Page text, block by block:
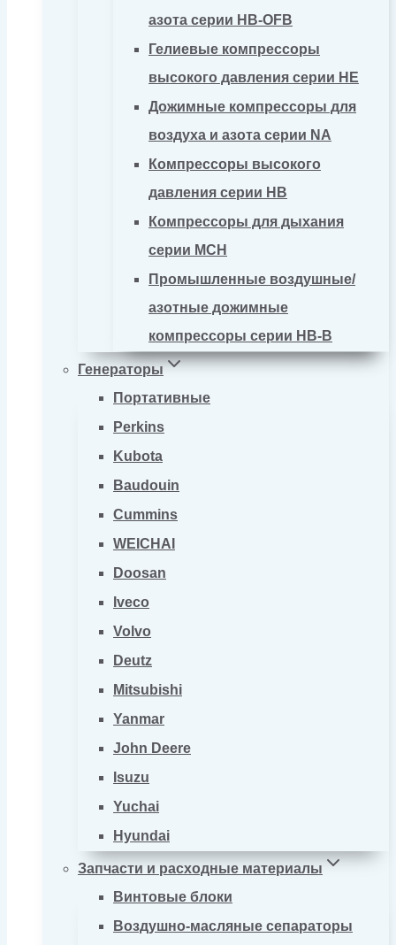
азота серии HB-OFB
Гелиевые компрессоры
высокого давления серии HE
Дожимные компрессоры для
воздуха и азота серии NA
Компрессоры высокого
давления серии HB
Компрессоры для дыхания
серии MCH
Промышленные воздушные/
азотные дожимные
компрессоры серии HB-B
Генераторы
Портативные
Perkins
Kubota
Baudouin
Cummins
WEICHAI
Doosan
Iveco
Volvo
Deutz
Mitsubishi
Yanmar
John Deere
Isuzu
Yuchai
Hyundai
Запчасти и расходные материалы
Винтовые блоки
Воздушно-масляные сепараторы